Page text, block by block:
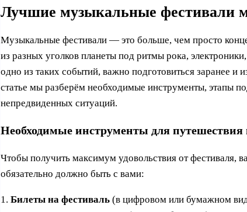
Лучшие музыкальные фестивали
Музыкальные фестивали — это больше, чем просто
из разных уголков планеты под ритмы рока,
одно из таких событий, важно подготовиться заранее
статье мы разберём необходимые инструменты, этапы
непредвиденных ситуаций.
Необходимые инструменты для
Чтобы получить максимум удовольствия от фестиваля,
обязательно должно быть с вами:
1. Билеты на фестиваль (в цифровом или бумажном